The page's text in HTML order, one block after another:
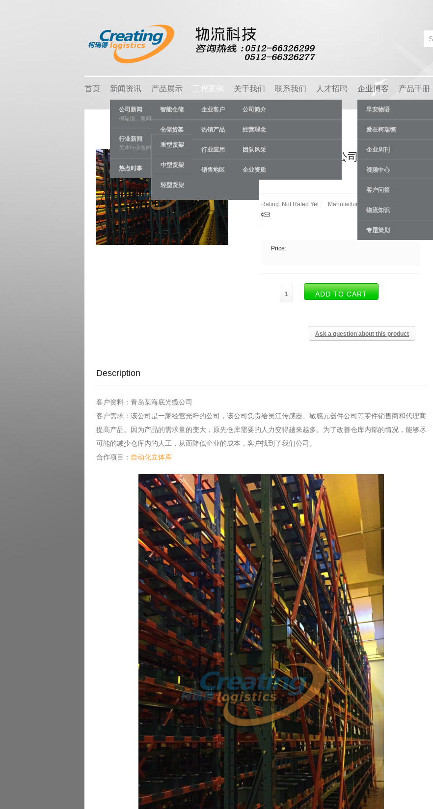
首页 新闻资讯
公司新闻
柯瑞德，新闻资讯
行业新闻
关注行业新闻，推动行业发展。
热点时事
产品展示
智能仓储
仓储货架
重型货架
中型货架
轻型货架
物流容器
车间设备
线棒系统
工程案例
企业客户
热销产品
行业应用
销售地区
关于我们
公司简介
经营理念
团队风采
企业资质
联系我们 人才招聘 企业博客
早安物语
爱在柯瑞德
企业周刊
视频中心
客户问答
物流知识
专题策划
产品手册
青岛某海底光缆公司：自动化立体
库
Rating: Not Rated Yet Manufacturer:
Price:
Ask a question about this product
Description
客户资料：青岛某海底光缆公司
客户需求：该公司是一家经营光纤的公司，该公司负责给吴江传感器、敏感元器件公司等零件销售商和代理商
提高产品。因为产品的需求量的变大，原先仓库需要的人力变得越来越多。为了改善仓库内部的情况，能够尽
可能的减少仓库内的人工，从而降低企业的成本，客户找到了我们公司。
合作项目： 自动化立体库